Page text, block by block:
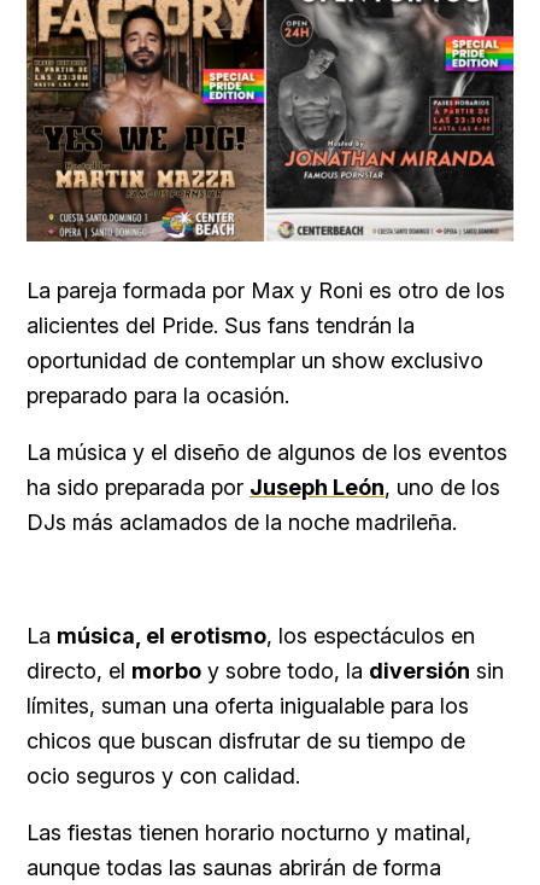
La pareja formada por Max y Roni es otro de los
alicientes del Pride. Sus fans tendrán la
oportunidad de contemplar un show exclusivo
preparado para la ocasión.
La música y el diseño de algunos de los eventos
ha sido preparada por Juseph León, uno de los
DJs más aclamados de la noche madrileña.
La música, el erotismo, los espectáculos en
directo, el morbo y sobre todo, la diversión sin
límites, suman una oferta inigualable para los
chicos que buscan disfrutar de su tiempo de
ocio seguros y con calidad.
Las fiestas tienen horario nocturno y matinal,
aunque todas las saunas abrirán de forma